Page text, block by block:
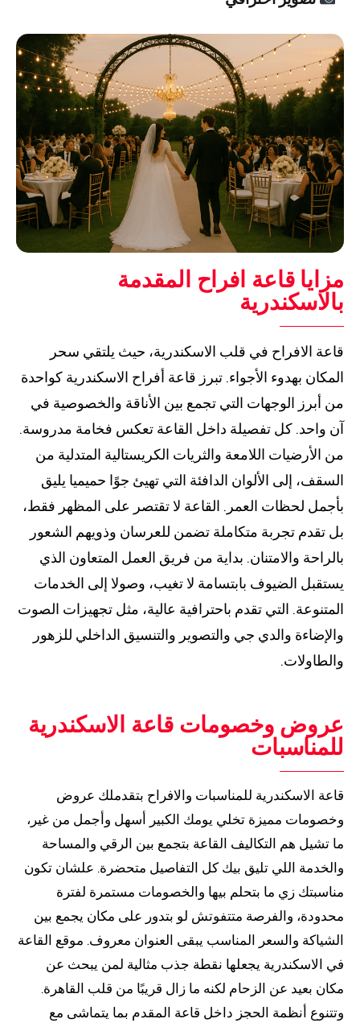
مزايا قاعة افراح المقدمة
بالاسكندرية
قاعة الافراح في قلب الاسكندرية، حيث يلتقي سحر
المكان بهدوء الأجواء. تبرز قاعة أفراح الاسكندرية كواحدة
من أبرز الوجهات التي تجمع بين الأناقة والخصوصية في
آن واحد. كل تفصيلة داخل القاعة تعكس فخامة مدروسة.
من الأرضيات اللامعة والثريات الكريستالية المتدلية من
السقف، إلى الألوان الدافئة التي تهيئ جوًا حميميا يليق
بأجمل لحظات العمر. القاعة لا تقتصر على المظهر فقط،
بل تقدم تجربة متكاملة تضمن للعرسان وذويهم الشعور
بالراحة والامتنان. بداية من فريق العمل المتعاون الذي
يستقبل الضيوف بابتسامة لا تغيب، وصولا إلى الخدمات
المتنوعة. التي تقدم باحترافية عالية، مثل تجهيزات الصوت
والإضاءة والدي جي والتصوير والتنسيق الداخلي للزهور
والطاولات.
عروض وخصومات قاعة الاسكندرية
للمناسبات
قاعة الاسكندرية للمناسبات والافراح بتقدملك عروض
وخصومات مميزة تخلي يومك الكبير أسهل وأجمل من غير،
ما تشيل هم التكاليف القاعة بتجمع بين الرقي والمساحة
والخدمة اللي تليق بيك كل التفاصيل متحضرة. علشان تكون
مناسبتك زي ما بتحلم بيها والخصومات مستمرة لفترة
محدودة، والفرصة متتفوتش لو بتدور على مكان يجمع بين
الشياكة والسعر المناسب يبقى العنوان معروف. موقع القاعة
في الاسكندرية يجعلها نقطة جذب مثالية لمن يبحث عن
مكان بعيد عن الزحام لكنه ما زال قريبًا من قلب القاهرة.
وتتنوع أنظمة الحجز داخل قاعة المقدم بما يتماشى مع